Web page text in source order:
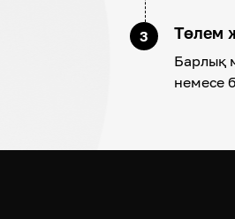
3 Төлем
Барлық
немесе